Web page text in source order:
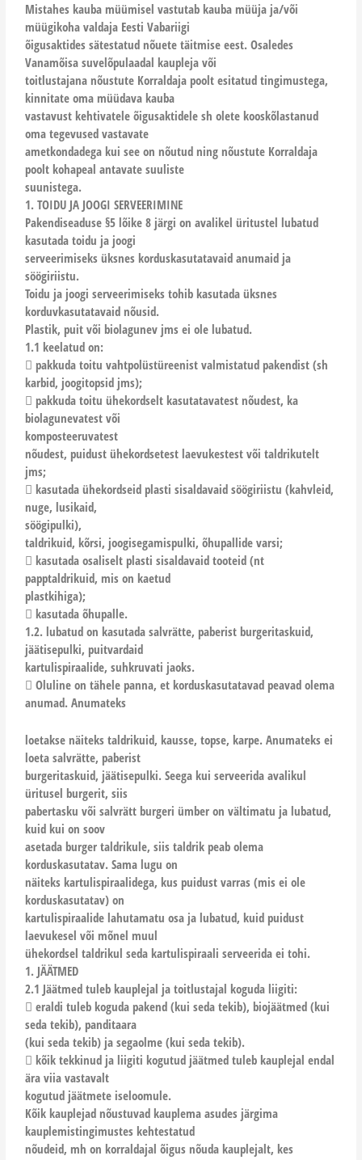
Mistahes kauba müümisel vastutab kauba müüja ja/või
müügikoha valdaja Eesti Vabariigi
õigusaktides sätestatud nõuete täitmise eest. Osaledes
Vanamõisa suvelõpulaadal kaupleja või
toitlustajana nõustute Korraldaja poolt esitatud tingimustega,
kinnitate oma müüdava kauba
vastavust kehtivatele õigusaktidele sh olete kooskõlastanud
oma tegevused vastavate
ametkondadega kui see on nõutud ning nõustute Korraldaja
poolt kohapeal antavate suuliste
suunistega.
1. TOIDU JA JOOGI SERVEERIMINE
Pakendiseaduse §5 lõike 8 järgi on avalikel üritustel lubatud
kasutada toidu ja joogi
serveerimiseks üksnes korduskasutatavaid anumaid ja
söögiriistu.
Toidu ja joogi serveerimiseks tohib kasutada üksnes
korduvkasutatavaid nõusid.
Plastik, puit või biolagunev jms ei ole lubatud.
1.1 keelatud on:
 pakkuda toitu vahtpolüstüreenist valmistatud pakendist (sh
karbid, joogitopsid jms);
 pakkuda toitu ühekordselt kasutatavatest nõudest, ka
biolagunevatest või
komposteeruvatest
nõudest, puidust ühekordsetest laevukestest või taldrikutelt
jms;
 kasutada ühekordseid plasti sisaldavaid söögiriistu (kahvleid,
nuge, lusikaid,
söögipulki),
taldrikuid, kõrsi, joogisegamispulki, õhupallide varsi;
 kasutada osaliselt plasti sisaldavaid tooteid (nt
papptaldrikuid, mis on kaetud
plastkihiga);
 kasutada õhupalle.
1.2. lubatud on kasutada salvrätte, paberist burgeritaskuid,
jäätisepulki, puitvardaid
kartulispiraalide, suhkruvati jaoks.
 Oluline on tähele panna, et korduskasutatavad peavad olema
anumad. Anumateks
loetakse näiteks taldrikuid, kausse, topse, karpe. Anumateks ei
loeta salvrätte, paberist
burgeritaskuid, jäätisepulki. Seega kui serveerida avalikul
üritusel burgerit, siis
pabertasku või salvrätt burgeri ümber on vältimatu ja lubatud,
kuid kui on soov
asetada burger taldrikule, siis taldrik peab olema
korduskasutatav. Sama lugu on
näiteks kartulispiraalidega, kus puidust varras (mis ei ole
korduskasutatav) on
kartulispiraalide lahutamatu osa ja lubatud, kuid puidust
laevukesel või mõnel muul
ühekordsel taldrikul seda kartulispiraali serveerida ei tohi.
1. JÄÄTMED
2.1 Jäätmed tuleb kauplejal ja toitlustajal koguda liigiti:
 eraldi tuleb koguda pakend (kui seda tekib), biojäätmed (kui
seda tekib), panditaara
(kui seda tekib) ja segaolme (kui seda tekib).
 kõik tekkinud ja liigiti kogutud jäätmed tuleb kauplejal endal
ära viia vastavalt
kogutud jäätmete iseloomule.
Kõik kauplejad nõustuvad kauplema asudes järgima
kauplemistingimustes kehtestatud
nõudeid, mh on korraldajal õigus nõuda kauplejalt, kes